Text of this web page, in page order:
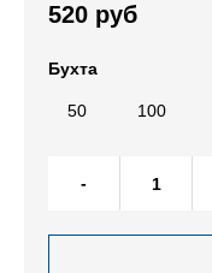
520 руб
Бухта
50 100
-